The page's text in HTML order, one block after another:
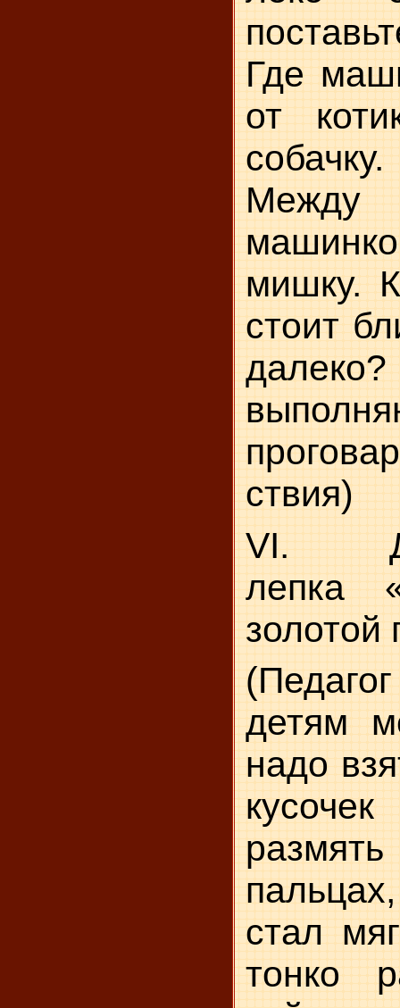
Где
от
Между
мишку.
стоит
ствия)
VI.
лепка
золотой
детям
надо
стал
тонко